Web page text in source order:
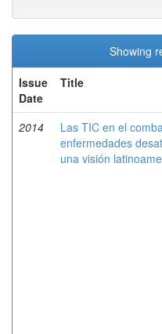
Showing
Issue
Date
Title
2014
Las TIC en el
enfermedades
una visión